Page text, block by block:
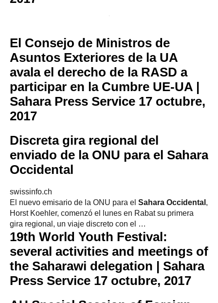
El Consejo de Ministros de
Asuntos Exteriores de la UA
avala el derecho de la RASD a
participar en la Cumbre UE-UA |
Sahara Press Service 17 octubre,
2017
Discreta gira regional del
enviado de la ONU para el Sahara
Occidental
swissinfo.ch
El nuevo emisario de la ONU para el Sahara Occidental ,
Horst Koehler, comenzó el lunes en Rabat su primera
gira regional, un viaje discreto con el …
19th World Youth Festival:
several activities and meetings of
the Saharawi delegation | Sahara
Press Service 17 octubre, 2017